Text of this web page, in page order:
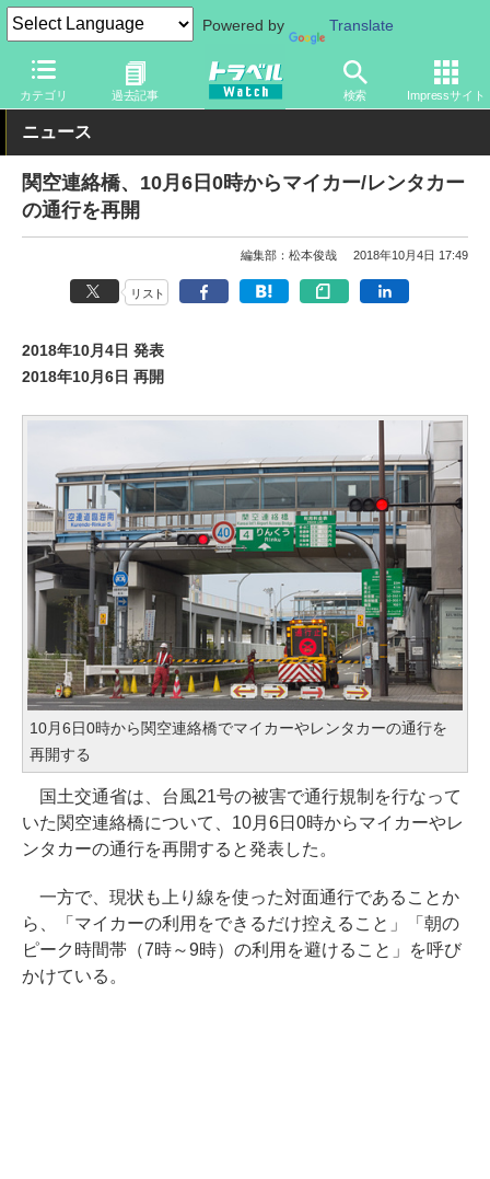
Powered by Translate
カテゴリ 過去記事 検索 Impressサイト
トラベル Watch 地域 国内旅行 京都・大阪
ニュース
関空連絡橋、10月6日0時からマイカー/レンタカー
の通行を再開
編集部：松本俊哉 2018年10月4日 17:49
リスト
2018年10月4日 発表
2018年10月6日 再開
10月6日0時から関空連絡橋でマイカーやレンタカーの通行を
再開する
国土交通省は、台風21号の被害で通行規制を行なって
いた関空連絡橋について、10月6日0時からマイカーやレ
ンタカーの通行を再開すると発表した。
一方で、現状も上り線を使った対面通行であることか
ら、「マイカーの利用をできるだけ控えること」「朝の
ピーク時間帯（7時～9時）の利用を避けること」を呼び
かけている。